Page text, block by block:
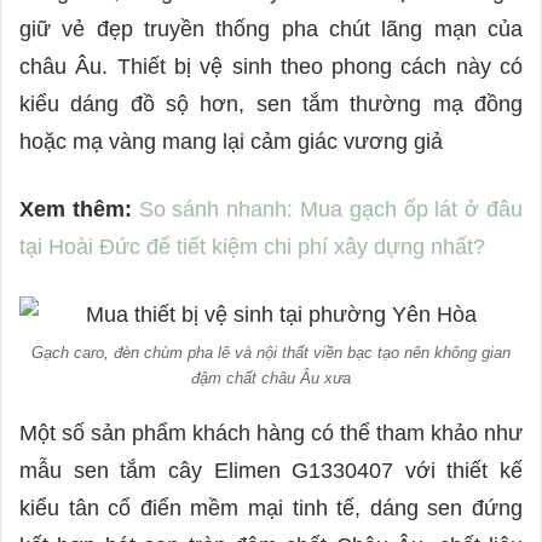
giữ vẻ đẹp truyền thống pha chút lãng mạn của
châu Âu. Thiết bị vệ sinh theo phong cách này có
kiểu dáng đồ sộ hơn, sen tắm thường mạ đồng
hoặc mạ vàng mang lại cảm giác vương giả
Xem thêm: So sánh nhanh: Mua gạch ốp lát ở đâu
tại Hoài Đức để tiết kiệm chi phí xây dựng nhất?
Gạch caro, đèn chùm pha lê và nội thất viền bạc tạo nên không gian
đậm chất châu Âu xưa
Một số sản phẩm khách hàng có thể tham khảo như
mẫu sen tắm cây Elimen G1330407 với thiết kế
kiểu tân cổ điển mềm mại tinh tế, dáng sen đứng